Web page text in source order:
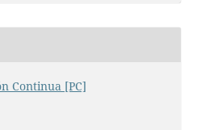
Continua [PC]